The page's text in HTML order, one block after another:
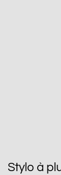
Stylo à